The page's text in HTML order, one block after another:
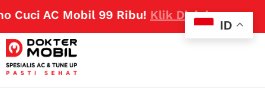
AC Mobil 99 Ribu!Klik Disini
ID